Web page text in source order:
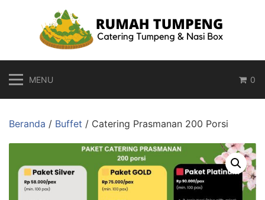
MENU 0
Beranda / Buffet / Catering Prasmanan 200 Porsi